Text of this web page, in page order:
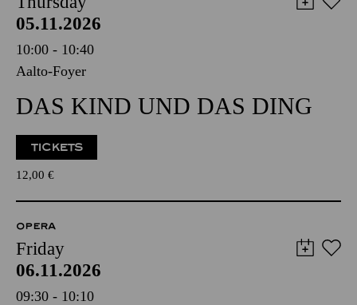
05.11.2026
10:00 - 10:40
Aalto-Foyer
DAS KIND UND DAS DING
TICKETS
12,00 €
OPERA
Friday
06.11.2026
09:30 - 10:10